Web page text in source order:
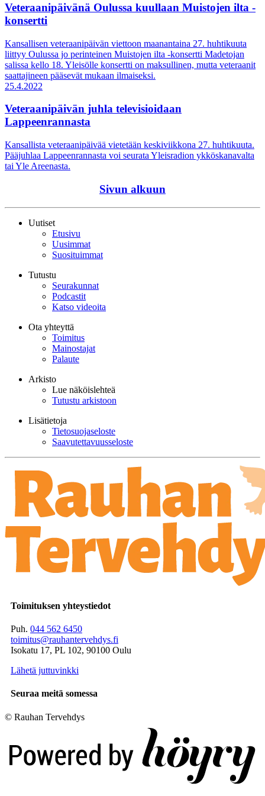
Veteraanipäivänä Oulussa kuullaan Muistojen ilta -
konsertti
Kansallisen veteraanipäivän viettoon maanantaina 27. huhtikuuta
liittyy Oulussa jo perinteinen Muistojen ilta -konsertti Madetojan
salissa kello 18. Yleisölle konsertti on maksullinen, mutta veteraanit
saattajineen pääsevät mukaan ilmaiseksi.
25.4.2022
Veteraanipäivän juhla televisioidaan
Lappeenrannasta
Kansallista veteraanipäivää vietetään keskiviikkona 27. huhtikuuta.
Pääjuhlaa Lappeenrannasta voi seurata Yleisradion ykköskanavalta
tai Yle Areenasta.
Sivun alkuun
Uutiset
Etusivu
Uusimmat
Suosituimmat
Tutustu
Seurakunnat
Podcastit
Katso videoita
Ota yhteyttä
Toimitus
Mainostajat
Palaute
Arkisto
Lue näköislehteä
Tutustu arkistoon
Lisätietoja
Tietosuojaseloste
Saavutettavuusseloste
Toimituksen yhteystiedot
Puh. 044 562 6450
toimitus@rauhantervehdys.fi
Isokatu 17, PL 102, 90100 Oulu
Lähetä juttuvinkki
Seuraa meitä somessa
© Rauhan Tervehdys